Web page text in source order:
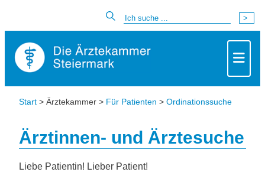
Start > Ärztekammer > Für Patienten > Ordinationssuche
Ärztinnen- und Ärztesuche
Liebe Patientin! Lieber Patient!